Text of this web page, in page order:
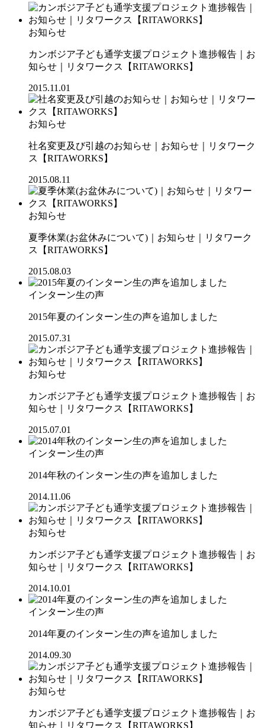
お知らせ
カンボジア子ども通学支援プロジェクト進捗報告｜お
知らせ｜リタワークス【RITAWORKS】
2015.11.01
お知らせ
社名変更及び引越のお知らせ｜お知らせ｜リタワーク
ス【RITAWORKS】
2015.08.11
お知らせ
夏季休業(お盆休みについて)｜お知らせ｜リタワーク
ス【RITAWORKS】
2015.08.03
インターン生の声
2015年夏のインターン生の声を追加しました
2015.07.31
お知らせ
カンボジア子ども通学支援プロジェクト進捗報告｜お
知らせ｜リタワークス【RITAWORKS】
2015.07.01
インターン生の声
2014年秋のインターン生の声を追加しました
2014.11.06
お知らせ
カンボジア子ども通学支援プロジェクト進捗報告｜お
知らせ｜リタワークス【RITAWORKS】
2014.10.01
インターン生の声
2014年夏のインターン生の声を追加しました
2014.09.30
お知らせ
カンボジア子ども通学支援プロジェクト進捗報告｜お
知らせ｜リタワークス【RITAWORKS】